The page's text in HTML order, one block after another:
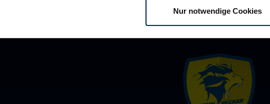
Nur notwendige Cookies